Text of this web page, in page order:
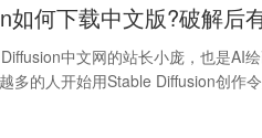
如何下载中文版?破解后
中文网的站长小庞，也是AI
多的人开始用Stable Diffusion创作